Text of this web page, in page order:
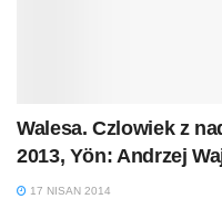
Walesa. Czlowiek z
2013, Yön: Andrzej
17 NISAN 2014